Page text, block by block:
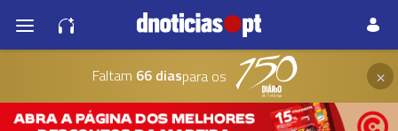
Faltam 66 diaspara os ×